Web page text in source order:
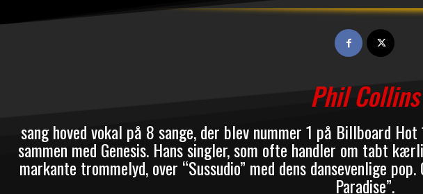
Phil Collins
sang hoved vokal på 8 sange, der blev nummer 1 på Billboard
sammen med Genesis. Hans singler, som ofte handler om tabt
markante trommelyd, over “Sussudio” med dens dansevenlige
Paradise”.